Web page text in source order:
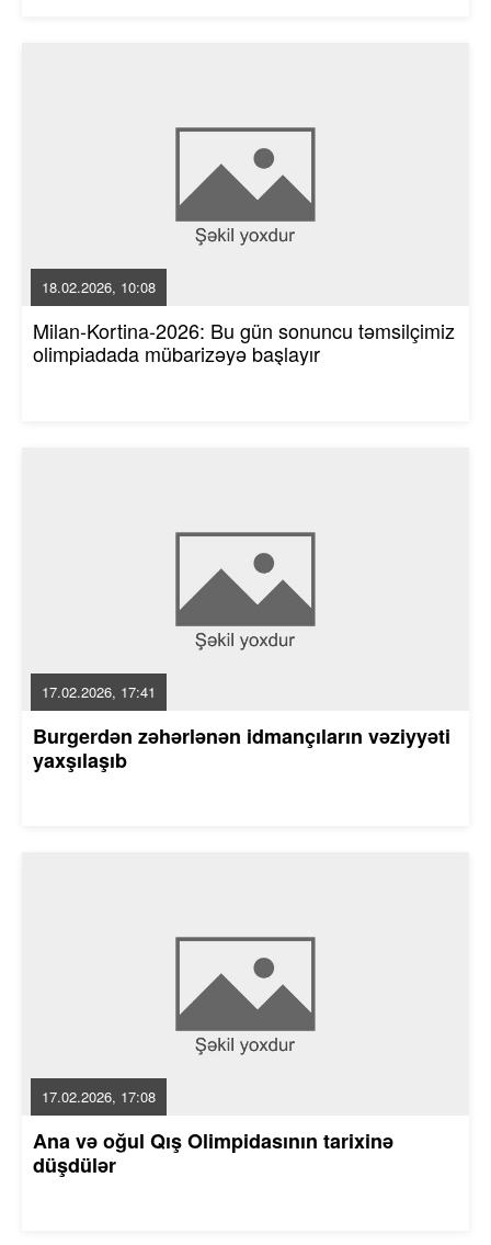
18.02.2026, 10:08
Milan-Kortina-2026: Bu gün sonuncu təmsilçimiz
olimpiadada mübarizəyə başlayır
17.02.2026, 17:41
Burgerdən zəhərlənən idmançıların vəziyyəti
yaxşılaşıb
17.02.2026, 17:08
Ana və oğul Qış Olimpidasının tarixinə
düşdülər